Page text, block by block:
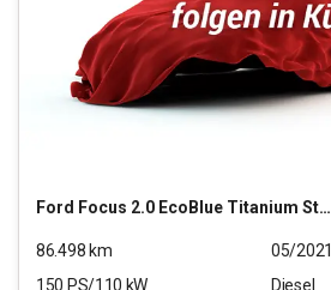
Ford Focus 2.0 EcoBlue Titanium Start/Stopp (EURO 6d)
86.498km
05/2021
150 PS/110 kW
Diesel